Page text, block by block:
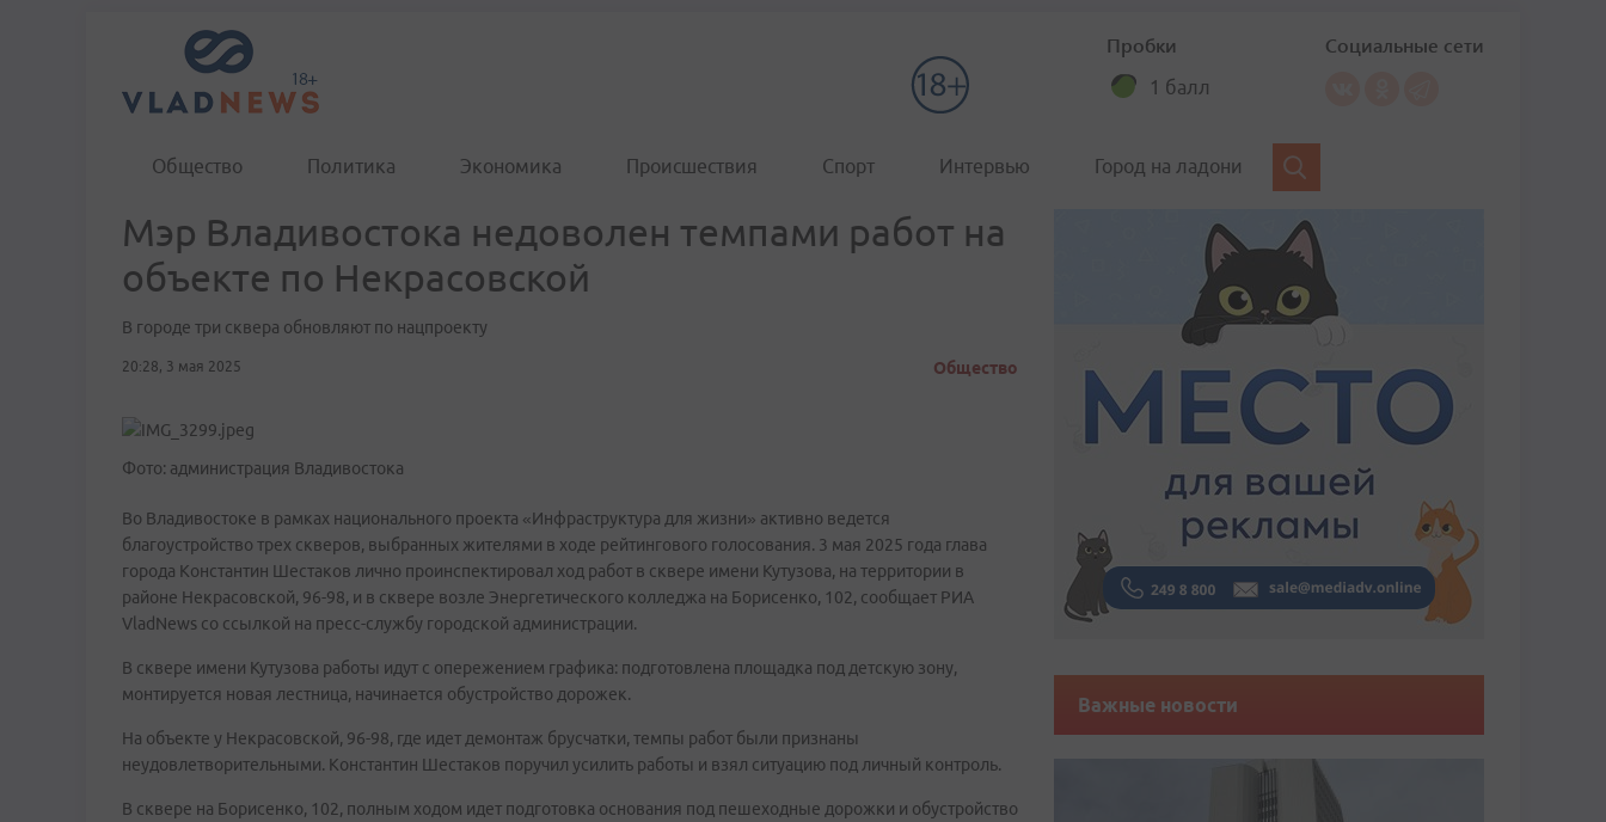
Пробки
1 балл
Социальные сети
Общество Политика Экономика Происшествия Спорт Интервью Город на ладони
Мэр Владивостока недоволен темпами работ на
объекте по Некрасовской
В городе три сквера обновляют по нацпроекту
20:28, 3 мая 2025 Общество
Фото: администрация Владивостока
Во Владивостоке в рамках национального проекта «Инфраструктура для жизни» активно ведется
благоустройство трех скверов, выбранных жителями в ходе рейтингового голосования. 3 мая 2025 года глава
города Константин Шестаков лично проинспектировал ход работ в сквере имени Кутузова, на территории в
районе Некрасовской, 96-98, и в сквере возле Энергетического колледжа на Борисенко, 102, сообщает РИА
VladNews со ссылкой на пресс-службу городской администрации.
В сквере имени Кутузова работы идут с опережением графика: подготовлена площадка под детскую зону,
монтируется новая лестница, начинается обустройство дорожек.
На объекте у Некрасовской, 96-98, где идет демонтаж брусчатки, темпы работ были признаны
неудовлетворительными. Константин Шестаков поручил усилить работы и взял ситуацию под личный контроль.
В сквере на Борисенко, 102, полным ходом идет подготовка основания под пешеходные дорожки и обустройство
Важные новости